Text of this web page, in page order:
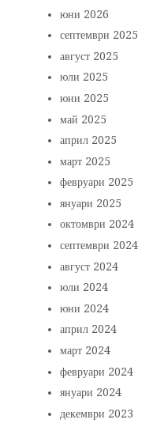
юни 2026
септември 2025
август 2025
юли 2025
юни 2025
май 2025
април 2025
март 2025
февруари 2025
януари 2025
октомври 2024
септември 2024
август 2024
юли 2024
юни 2024
април 2024
март 2024
февруари 2024
януари 2024
декември 2023